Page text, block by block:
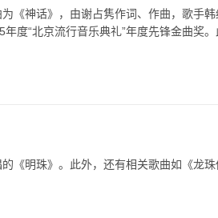
《神话》，由谢占隽作词、作曲，歌手
度“北京流行音乐典礼”年度先锋金曲奖
《明珠》。此外，还有相关歌曲如《龙珠